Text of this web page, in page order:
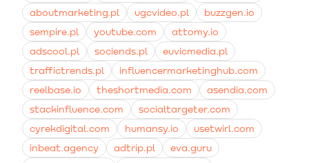
aboutmarketing.pl
ugcvideo.pl
buzzgen.io
sempire.pl
youtube.com
attomy.io
adscool.pl
sociends.pl
euvicmedia.pl
traffictrends.pl
influencermarketinghub.com
reelbase.io
theshortmedia.com
asendia.com
stackinfluence.com
socialtargeter.com
cyrekdigital.com
humansy.io
usetwirl.com
inbeat.agency
adtrip.pl
eva.guru